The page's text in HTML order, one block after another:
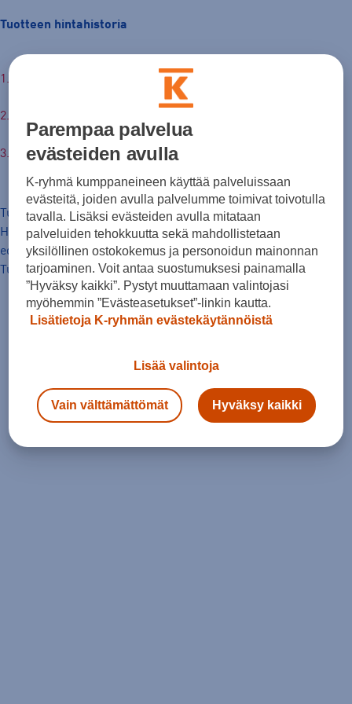
Tuotteen hintahistoria
Normaalihinta: 210,00 €
Tuotteen hinta nyt
Hinta, jolla tavaraa on markkinoitu hinnanalennusta
edeltäneiden 30 päivän aikana.
Tuotteen normaalihinta
Parempaa palvelua
evästeiden avulla
K-ryhmä kumppaneineen käyttää palveluissaan
evästeitä, joiden avulla palvelumme toimivat toivotulla
tavalla. Lisäksi evästeiden avulla mitataan
palveluiden tehokkuutta sekä mahdollistetaan
yksilöllinen ostokokemus ja personoidun mainonnan
tarjoaminen. Voit antaa suostumuksesi painamalla
”Hyväksy kaikki”. Pystyt muuttamaan valintojasi
myöhemmin ”Evästeasetukset”-linkin kautta.
Lisätietoja K-ryhmän evästekäytännöistä
Lisää valintoja
Vain välttämättömät Hyväksy kaikki